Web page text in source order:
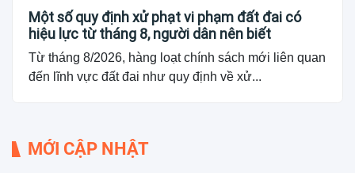
Một số quy định xử phạt vi phạm đất đai có
hiệu lực từ tháng 8, người dân nên biết
Từ tháng 8/2026, hàng loạt chính sách mới liên quan
đến lĩnh vực đất đai như quy định về xử...
MỚI CẬP NHẬT